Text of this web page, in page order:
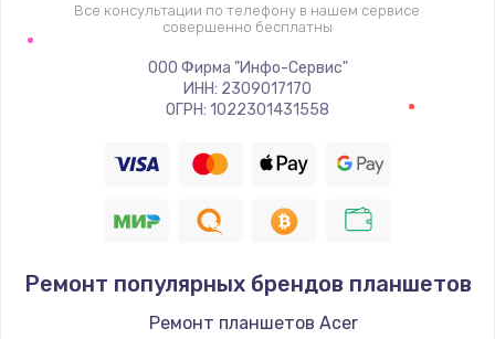
Все консультации по телефону в нашем сервисе
совершенно бесплатны
ООО Фирма "Инфо-Сервис"
ИНН: 2309017170
ОГРН: 1022301431558
Ремонт популярных брендов планшетов
Ремонт планшетов Acer